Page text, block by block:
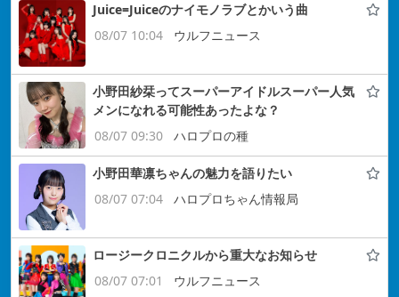
Juice=Juiceのナイモノラブとかいう曲
08/07 10:04
ウルフニュース
小野田紗栞ってスーパーアイドルスーパー人気
メンになれる可能性あったよな？
08/07 09:30
ハロプロの種
小野田華凛ちゃんの魅力を語りたい
08/07 07:04
ハロプロちゃん情報局
ロージークロニクルから重大なお知らせ
08/07 07:01
ウルフニュース